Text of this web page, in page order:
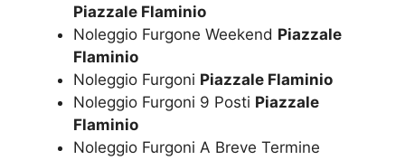
Piazzale Flaminio
Noleggio Furgone Weekend Piazzale
Flaminio
Noleggio Furgoni Piazzale Flaminio
Noleggio Furgoni 9 Posti Piazzale
Flaminio
Noleggio Furgoni A Breve Termine